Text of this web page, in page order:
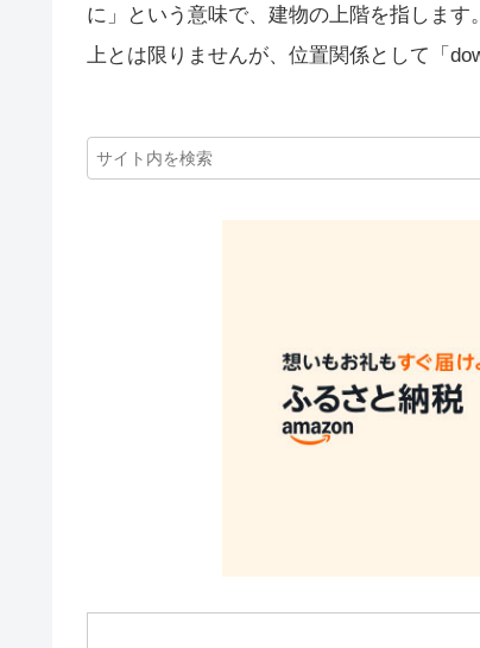
に」という意味で、建物の上階を指しま
上とは限りませんが、位置関係として「